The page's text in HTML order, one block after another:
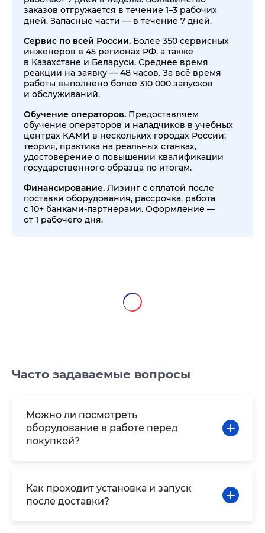
заказов отгружается в течение 1–3 рабочих
дней. Запасные части — в течение 7 дней.
Сервис по всей России. Более 350 сервисных
инженеров в 45 регионах РФ, а также
в Казахстане и Беларуси. Среднее время
реакции на заявку — 48 часов. За всё время
работы выполнено более 310 000 запусков
и обслуживаний.
Обучение операторов. Предоставляем
обучение операторов и наладчиков в учебных
центрах КАМИ в нескольких городах России:
теория, практика на реальных станках,
удостоверение о повышении квалификации
государственного образца по итогам.
Финансирование. Лизинг с оплатой после
поставки оборудования, рассрочка, работа
с 10+ банками-партнёрами. Оформление —
от 1 рабочего дня.
Часто задаваемые вопросы
Можно ли посмотреть
оборудование в работе перед
покупкой?
Как проходит установка и запуск
после доставки?